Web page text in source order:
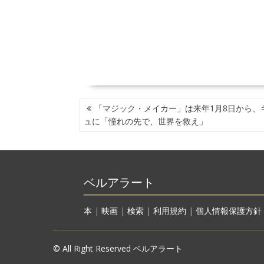
投
稿
ナ
ゲ
シ
ョ
ン
「マジック・メイカー」は来年1月8日から、
ュに「憧れの先で、世界を救え」
ベルアラート
本 | 映画| 検索| 利用規約 | 個人情報保護方針
© All Right Reserved ベルアラート